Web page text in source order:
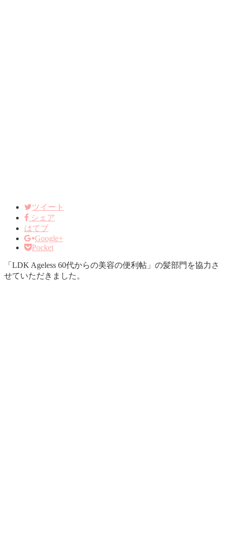
ツイート
シェア
はてブ
Google+
Pocket
「LDK Ageless 60代からの美容の便利帖」の髪部門を協力さ
せていただきました。